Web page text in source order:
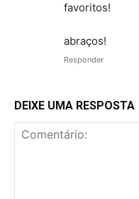
favoritos!
abraços!
Responder
DEIXE UMA RESPOSTA